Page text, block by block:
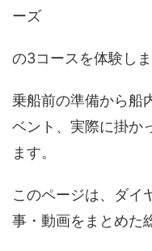
ーズ
の3コースを体験しま
乗船前の準備から船
ベント、実際に掛か
ます。
このページは、ダイ
事・動画をまとめた